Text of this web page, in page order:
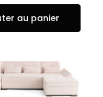
au panier